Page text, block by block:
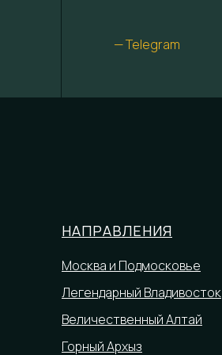
— Telegram
НАПРАВЛЕНИЯ
Москва и Подмосковье
Легендарный Владивосток
Величественный Алтай
Горный Архыз